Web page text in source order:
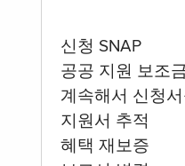
신청 SNAP
공공 지원 보조
계속해서 신청
지원서 추적
혜택 재보증